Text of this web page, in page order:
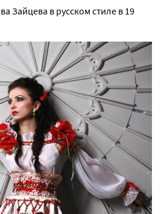
Зайцева в русском стиле в 19